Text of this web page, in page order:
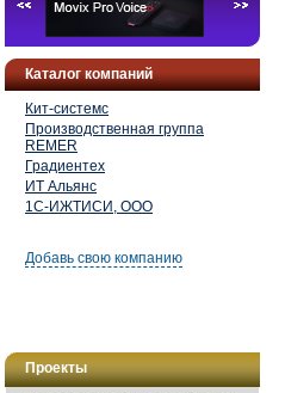
Каталог компаний
Кит-системс
Производственная группа
REMER
Градиентех
ИТ Альянс
1С-ИЖТИСИ, ООО
Добавь свою компанию
Проекты